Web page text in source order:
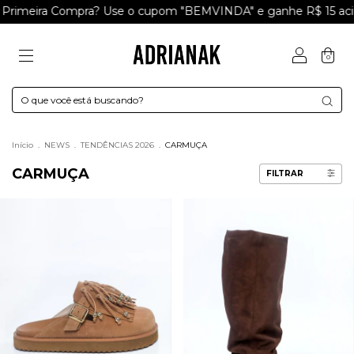
Use o cupom "BEMVINDA" e ganhe R$ 15 acima de
0
Início . NEWS . TENDÊNCIAS 2026 . CARMUÇA
CARMUÇA FILTRAR